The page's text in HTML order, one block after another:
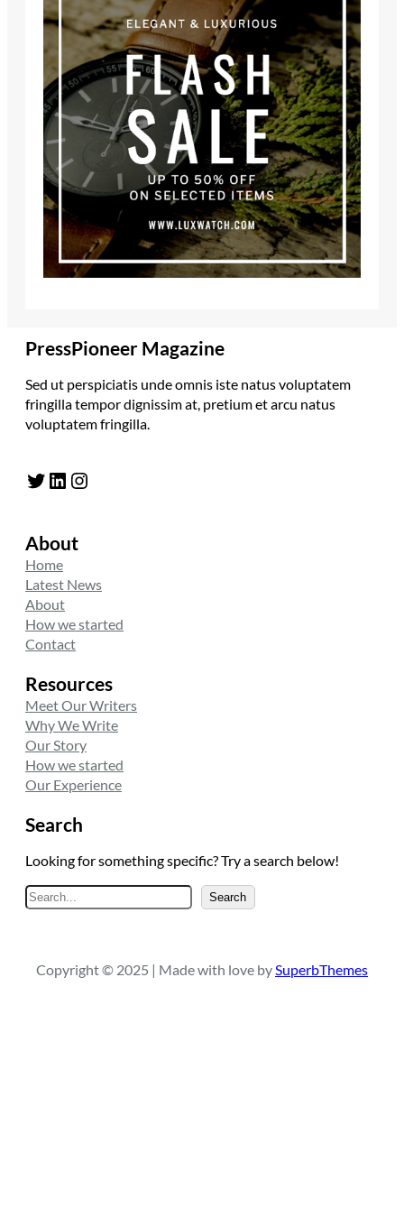
PressPioneer Magazine
Sed ut perspiciatis unde omnis iste natus voluptatem
fringilla tempor dignissim at, pretium et arcu natus
voluptatem fringilla.
Twitter LinkedIn Instagram
About
Home
Latest News
About
How we started
Contact
Resources
Meet Our Writers
Why We Write
Our Story
How we started
Our Experience
Search
Looking for something specific? Try a search below!
A
r
Search
Copyright © 2025 | Made with love by SuperbThemes